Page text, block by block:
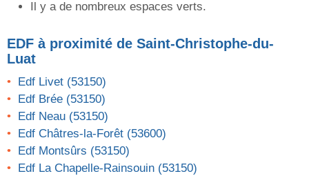
Il y a de nombreux espaces verts.
EDF à proximité de Saint-Christophe-du-
Luat
Edf Livet (53150)
Edf Brée (53150)
Edf Neau (53150)
Edf Châtres-la-Forêt (53600)
Edf Montsûrs (53150)
Edf La Chapelle-Rainsouin (53150)